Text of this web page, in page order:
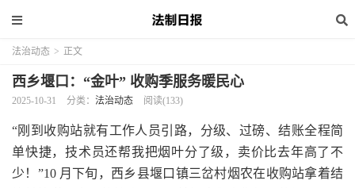
法治动态 > 正文
西乡堰口：“金叶” 收购季服务暖民心
2025-10-31 分类： 法治动态 阅读(133)
“刚到收购站就有工作人员引路，分级、过磅、结账全程简
单快捷，技术员还帮我把烟叶分了级，卖价比去年高了不
少！”10 月下旬，西乡县堰口镇三岔村烟农在收购站拿着结